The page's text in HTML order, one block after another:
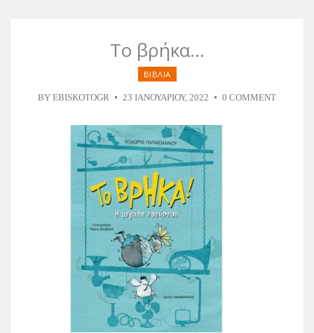
Το βρήκα…
ΒΙΒΛΙΑ
BY EBISKOTOGR 23 ΙΑΝΟΥΑΡΊΟΥ, 2022 0 COMMENT